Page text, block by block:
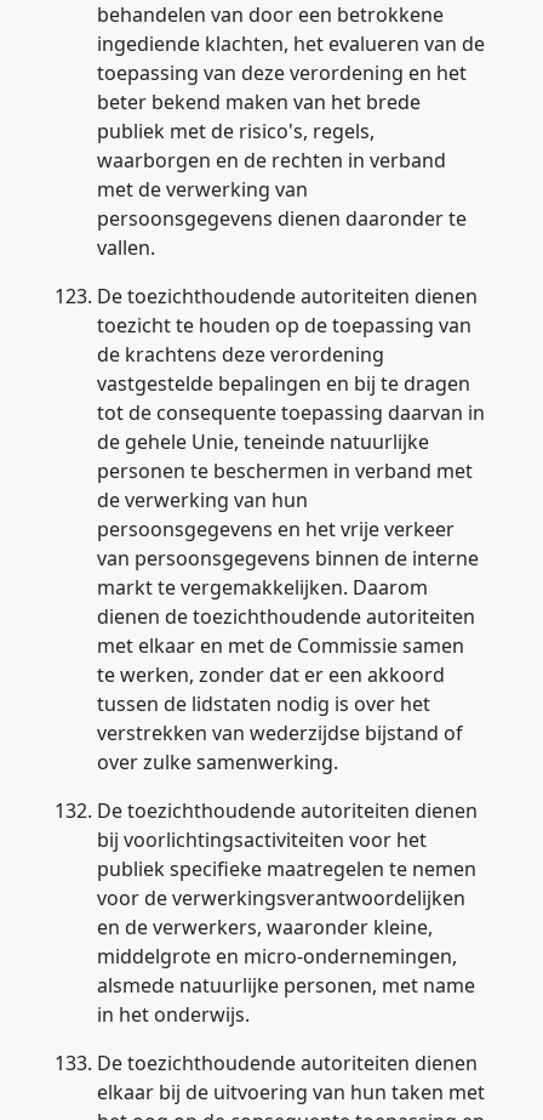
behandelen van door een betrokkene
ingediende klachten, het evalueren van de
toepassing van deze verordening en het
beter bekend maken van het brede
publiek met de risico's, regels,
waarborgen en de rechten in verband
met de verwerking van
persoonsgegevens dienen daaronder te
vallen.
123. De toezichthoudende autoriteiten dienen
toezicht te houden op de toepassing van
de krachtens deze verordening
vastgestelde bepalingen en bij te dragen
tot de consequente toepassing daarvan in
de gehele Unie, teneinde natuurlijke
personen te beschermen in verband met
de verwerking van hun
persoonsgegevens en het vrije verkeer
van persoonsgegevens binnen de interne
markt te vergemakkelijken. Daarom
dienen de toezichthoudende autoriteiten
met elkaar en met de Commissie samen
te werken, zonder dat er een akkoord
tussen de lidstaten nodig is over het
verstrekken van wederzijdse bijstand of
over zulke samenwerking.
132. De toezichthoudende autoriteiten dienen
bij voorlichtingsactiviteiten voor het
publiek specifieke maatregelen te nemen
voor de verwerkingsverantwoordelijken
en de verwerkers, waaronder kleine,
middelgrote en micro-ondernemingen,
alsmede natuurlijke personen, met name
in het onderwijs.
133. De toezichthoudende autoriteiten dienen
elkaar bij de uitvoering van hun taken met